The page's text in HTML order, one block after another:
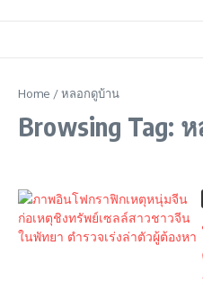
Home /หลอกดูบ้าน
Browsing Tag: